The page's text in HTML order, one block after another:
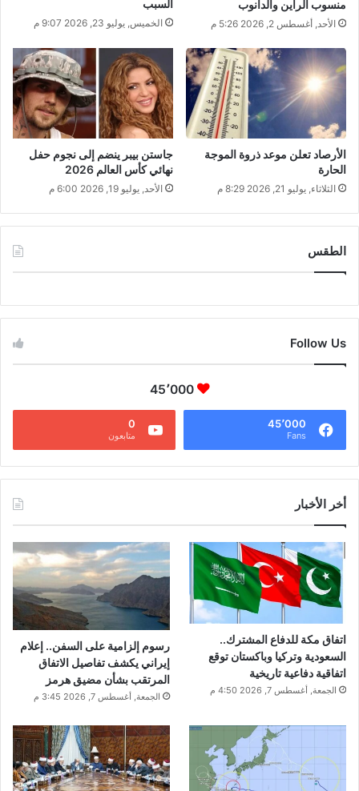
منسوب الراين والدانوب
الأحد, أغسطس 2, 2026 5:26 م
السبب
الخميس, يوليو 23, 2026 9:07 م
الأرصاد تعلن موعد ذروة الموجة
الحارة
الثلاثاء, يوليو 21, 2026 8:29 م
جاستن بيبر ينضم إلى نجوم حفل
نهائي كأس العالم 2026
الأحد, يوليو 19, 2026 6:00 م
الطقس
Follow Us
45٬000
45٬000
Fans
0
متابعون
أخر الأخبار
اتفاق مكة للدفاع المشترك..
السعودية وتركيا وباكستان توقع
اتفاقية دفاعية تاريخية
الجمعة, أغسطس 7, 2026 4:50 م
رسوم إلزامية على السفن.. إعلام
إيراني يكشف تفاصيل الاتفاق
المرتقب بشأن مضيق هرمز
الجمعة, أغسطس 7, 2026 3:45 م